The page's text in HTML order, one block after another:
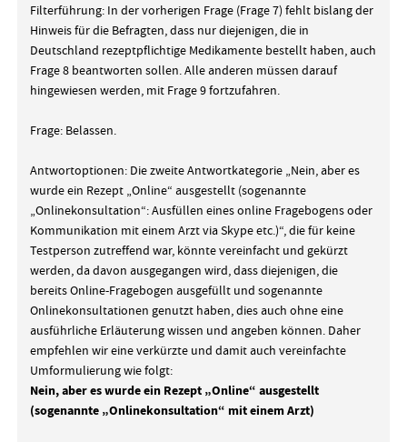
Filterführung: In der vorherigen Frage (Frage 7) fehlt bislang der
Hinweis für die Befragten, dass nur diejenigen, die in
Deutschland rezeptpflichtige Medikamente bestellt haben, auch
Frage 8 beantworten sollen. Alle anderen müssen darauf
hingewiesen werden, mit Frage 9 fortzufahren.
Frage: Belassen.
Antwortoptionen: Die zweite Antwortkategorie „Nein, aber es
wurde ein Rezept „Online“ ausgestellt (sogenannte
„Onlinekonsultation“: Ausfüllen eines online Fragebogens oder
Kommunikation mit einem Arzt via Skype etc.)“, die für keine
Testperson zutreffend war, könnte vereinfacht und gekürzt
werden, da davon ausgegangen wird, dass diejenigen, die
bereits Online-Fragebogen ausgefüllt und sogenannte
Onlinekonsultationen genutzt haben, dies auch ohne eine
ausführliche Erläuterung wissen und angeben können. Daher
empfehlen wir eine verkürzte und damit auch vereinfachte
Umformulierung wie folgt:
Nein, aber es wurde ein Rezept „Online“ ausgestellt
(sogenannte „Onlinekonsultation“ mit einem Arzt)